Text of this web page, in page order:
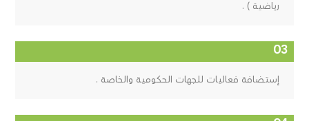
رياضية ) .
إستضافة فعاليات للجهات الحكومية والخاصة .